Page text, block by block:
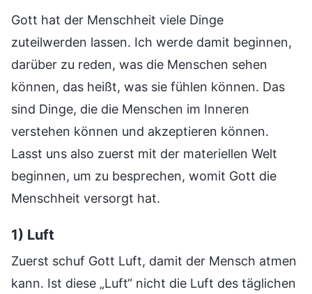
Gott hat der Menschheit viele Dinge
zuteilwerden lassen. Ich werde damit beginnen,
darüber zu reden, was die Menschen sehen
können, das heißt, was sie fühlen können. Das
sind Dinge, die die Menschen im Inneren
verstehen können und akzeptieren können.
Lasst uns also zuerst mit der materiellen Welt
beginnen, um zu besprechen, womit Gott die
Menschheit versorgt hat.
1) Luft
Zuerst schuf Gott Luft, damit der Mensch atmen
kann. Ist diese „Luft“ nicht die Luft des täglichen